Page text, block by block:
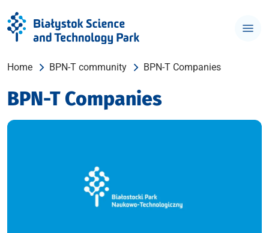
Home BPN-T community BPN-T Companies
BPN-T Companies